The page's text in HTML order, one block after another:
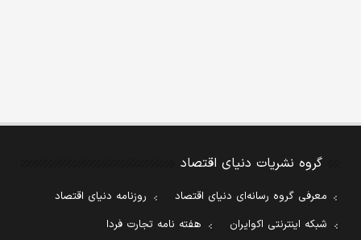
گروه نشریات دنیای اقتصاد
معرفی گروه رسانه‌ای دنیای اقتصاد
روزنامه دنیای اقتصاد
شبکه اینترنتی اکوایران
هفته نامه تجارت فردا